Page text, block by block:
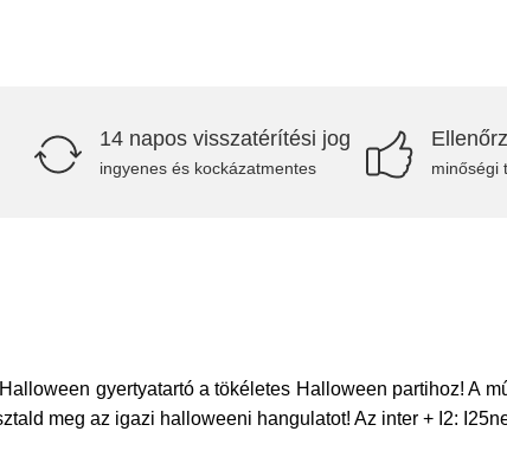
14 napos visszatérítési jog
ingyenes és kockázatmentes minőségi
gyertyatartó a tökéletes Halloween partihoz! A
meg az igazi halloweeni hangulatot! Az inter + I2: